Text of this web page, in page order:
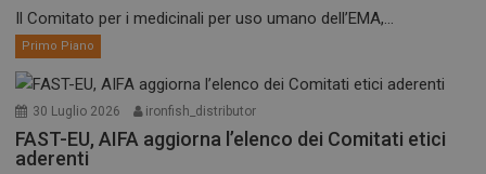
Il Comitato per i medicinali per uso umano dell’EMA,...
Primo Piano
30 Luglio 2026 ironfish_distributor
FAST-EU, AIFA aggiorna l’elenco dei Comitati etici
aderenti